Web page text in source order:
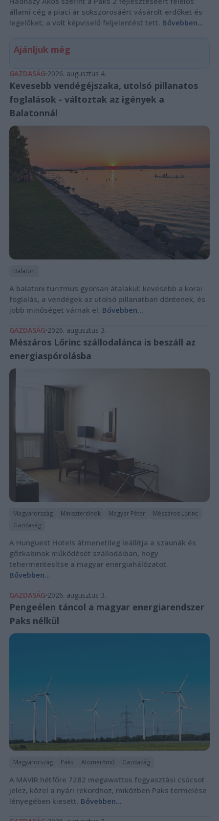
állami cég a piaci ár sokszorosáért vásárolt erdőket és
legelőket; a volt képviselő feljelentést tett. Bővebben...
Ajánljuk még
GAZDASÁG 2026. augusztus 4.
Kevesebb vendégéjszaka, utolsó pillanatos
foglalások - változtak az igények a
Balatonnál
Balaton
A balatoni turizmus gyorsan átalakul: kevesebb a korai
foglalás, a vendégek az utolsó pillanatban döntenek, és
jobb minőséget várnak el. Bővebben...
GAZDASÁG 2026. augusztus 3.
Mészáros Lőrinc szállodalánca is beszáll az
energiaspórolásba
Magyarország Miniszterelnök Magyar Péter
Mészáros Lőrinc
Gazdaság
A Hunguest Hotels átmenetileg leállítja a szaunák és
gőzkabinok működését szállodáiban, hogy
tehermentesítse a magyar energiahálózatot.
Bővebben...
GAZDASÁG 2026. augusztus 3.
Pengeélen táncol a magyar energiarendszer
Paks nélkül
Magyarország Paks Atomerőmű Gazdaság
A MAVIR hétfőre 7282 megawattos fogyasztási csúcsot
jelez, közel a nyári rekordhoz, miközben Paks termelése
lényegében kiesett. Bővebben...